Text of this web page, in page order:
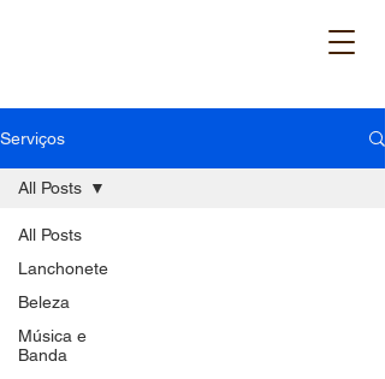
Serviços
All Posts
Lanchonete
Beleza
Música e
Banda
All Posts